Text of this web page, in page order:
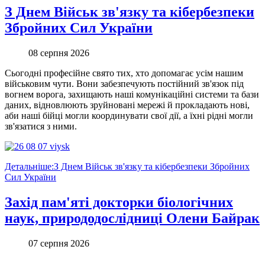
З Днем Військ зв'язку та кібербезпеки
Збройних Сил України
08 серпня 2026
Сьогодні професійне свято тих, хто допомагає усім нашим
військовим чути. Вони забезпечують постійний зв'язок під
вогнем ворога, захищають наші комунікаційні системи та бази
даних, відновлюють зруйновані мережі й прокладають нові,
аби наші бійці могли координувати свої дії, а їхні рідні могли
зв'язатися з ними.
Детальніше:З Днем Військ зв'язку та кібербезпеки Збройних
Сил України
Захід пам'яті докторки біологічних
наук, природодослідниці Олени Байрак
07 серпня 2026